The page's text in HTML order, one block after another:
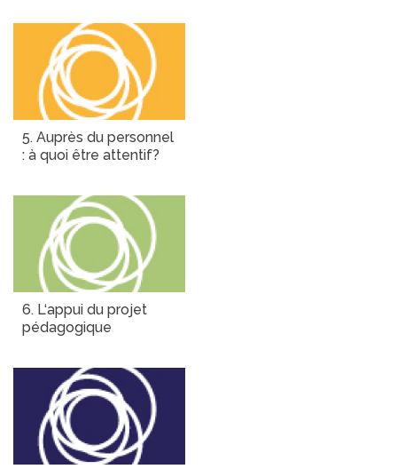
5. Auprès du personnel
: à quoi être attentif?
6. L‘appui du projet
pédagogique